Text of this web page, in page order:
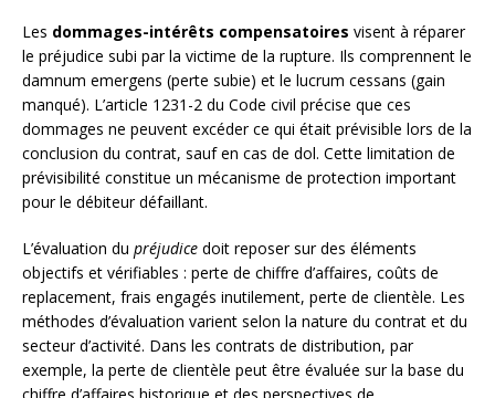
Les dommages-intérêts compensatoires visent à réparer
le préjudice subi par la victime de la rupture. Ils comprennent le
damnum emergens (perte subie) et le lucrum cessans (gain
manqué). L’article 1231-2 du Code civil précise que ces
dommages ne peuvent excéder ce qui était prévisible lors de la
conclusion du contrat, sauf en cas de dol. Cette limitation de
prévisibilité constitue un mécanisme de protection important
pour le débiteur défaillant.
L’évaluation du préjudice doit reposer sur des éléments
objectifs et vérifiables : perte de chiffre d’affaires, coûts de
replacement, frais engagés inutilement, perte de clientèle. Les
méthodes d’évaluation varient selon la nature du contrat et du
secteur d’activité. Dans les contrats de distribution, par
exemple, la perte de clientèle peut être évaluée sur la base du